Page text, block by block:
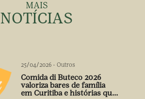
MAIS
NOTÍCIAS
25/04/2026 - Outros
Comida di Buteco 2026
valoriza bares de família
em Curitiba e histórias que